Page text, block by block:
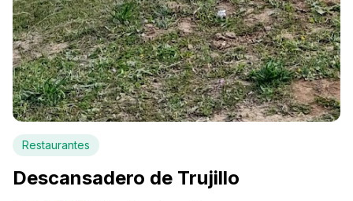
Restaurantes
Descansadero de Trujillo